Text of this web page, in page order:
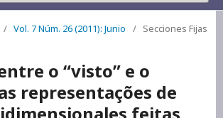
/ Vol. 7 Núm. 26 (2011): Junio / Secciones Fijas
o “visto” e o
representações de
feitas